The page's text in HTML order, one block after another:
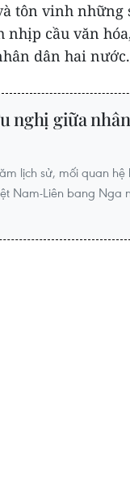
tôn vinh những
cầu văn
dân hai
nghị giữa
lịch sử, mối quan
Nam-Liên bang